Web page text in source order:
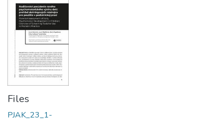
Files
PJAK_23_1-